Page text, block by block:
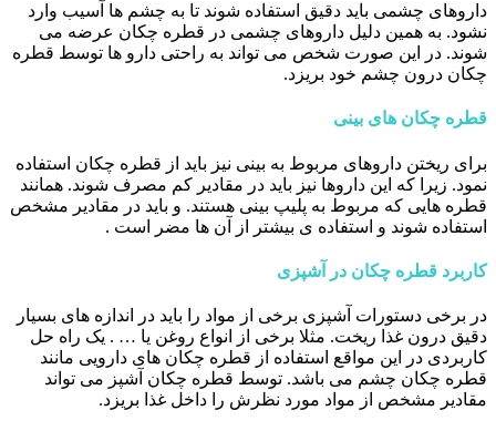
داروهای چشمی باید دقیق استفاده شوند تا به چشم ها آسیب وارد
نشود. به همین دلیل داروهای چشمی در قطره چکان عرضه می
شوند. در این صورت شخص می تواند به راحتی دارو ها توسط قطره
چکان درون چشم خود بریزد.
قطره چکان های بینی
برای ریختن داروهای مربوط به بینی نیز باید از قطره چکان استفاده
نمود. زیرا که این داروها نیز باید در مقادیر کم مصرف شوند. همانند
قطره هایی که مربوط به پلیپ بینی هستند. و باید در مقادیر مشخص
استفاده شوند و استفاده ی بیشتر از آن ها مضر است .
کاربرد قطره چکان در آشپزی
در برخی دستورات آشپزی برخی از مواد را باید در اندازه های بسیار
دقیق درون غذا ریخت. مثلا برخی از انواع روغن یا … . یک راه حل
کاربردی در این مواقع استفاده از قطره چکان های دارویی مانند
قطره چکان چشم می باشد. توسط قطره چکان آشپز می تواند
مقادیر مشخص از مواد مورد نظرش را داخل غذا بریزد.